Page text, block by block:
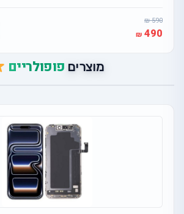
590
490
מוצרים פופולריים